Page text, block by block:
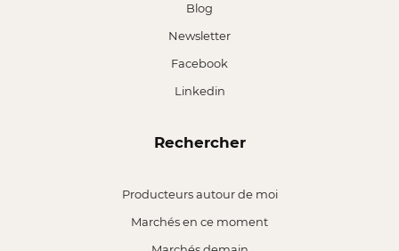
Blog
Newsletter
Facebook
Linkedin
Rechercher
Producteurs autour de moi
Marchés en ce moment